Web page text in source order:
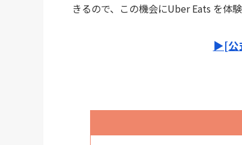
きるので、この機会にUber Eats を体
▶︎[公